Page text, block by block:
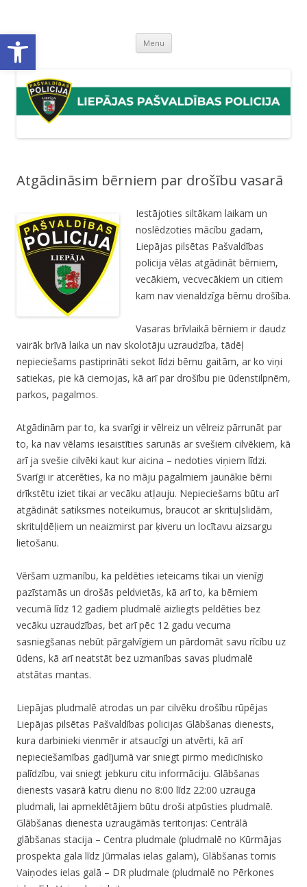
Open toolbar Menu Skip
content
Atgādināsim bērniem par drošību vasarā
Iestājoties siltākam laikam un
noslēdzoties mācību gadam,
Liepājas pilsētas Pašvaldības
policija vēlas atgādināt bērniem,
vecākiem, vecvecākiem un citiem
kam nav vienaldzīga bērnu drošība.
Vasaras brīvlaikā bērniem ir daudz
vairāk brīvā laika un nav skolotāju uzraudzība, tādēļ
nepieciešams pastiprināti sekot līdzi bērnu gaitām, ar ko viņi
satiekas, pie kā ciemojas, kā arī par drošību pie ūdenstilpnēm,
parkos, pagalmos.
Atgādinām par to, ka svarīgi ir vēlreiz un vēlreiz pārrunāt par
to, ka nav vēlams iesaistīties sarunās ar svešiem cilvēkiem, kā
arī ja svešie cilvēki kaut kur aicina – nedoties viņiem līdzi.
Svarīgi ir atcerēties, ka no māju pagalmiem jaunākie bērni
drīkstētu iziet tikai ar vecāku atļauju. Nepieciešams būtu arī
atgādināt satiksmes noteikumus, braucot ar skrituļslidām,
skrituļdēļiem un neaizmirst par ķiveru un locītavu aizsargu
lietošanu.
Vēršam uzmanību, ka peldēties ieteicams tikai un vienīgi
pazīstamās un drošās peldvietās, kā arī to, ka bērniem
vecumā līdz 12 gadiem pludmalē aizliegts peldēties bez
vecāku uzraudzības, bet arī pēc 12 gadu vecuma
sasniegšanas nebūt pārgalvīgiem un pārdomāt savu rīcību uz
ūdens, kā arī neatstāt bez uzmanības savas pludmalē
atstātas mantas.
Liepājas pludmalē atrodas un par cilvēku drošību rūpējas
Liepājas pilsētas Pašvaldības policijas Glābšanas dienests,
kura darbinieki vienmēr ir atsaucīgi un atvērti, kā arī
nepieciešamības gadījumā var sniegt pirmo medicīnisko
palīdzību, vai sniegt jebkuru citu informāciju. Glābšanas
dienests vasarā katru dienu no 8:00 līdz 22:00 uzrauga
pludmali, lai apmeklētājiem būtu droši atpūsties pludmalē.
Glābšanas dienesta uzraugāmās teritorijas: Centrālā
glābšanas stacija – Centra pludmale (pludmalē no Kūrmājas
prospekta gala līdz Jūrmalas ielas galam), Glābšanas tornis
Vaiņodes ielas galā – DR pludmale (pludmalē no Pērkones